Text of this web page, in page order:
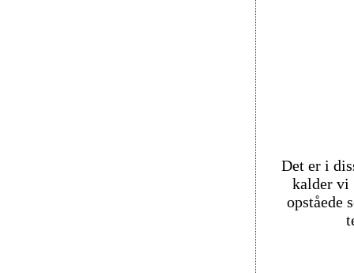
Det er i
kalder vi
opståede